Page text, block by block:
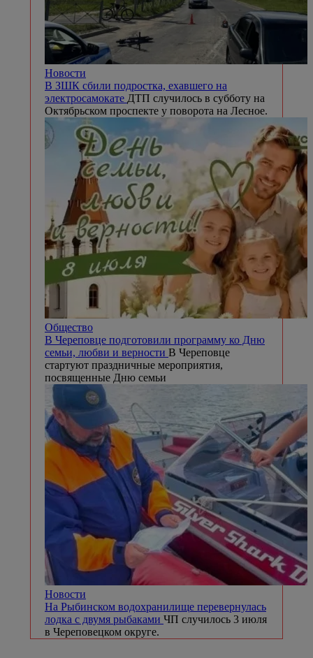
Новости
В ЗШК сбили подростка, ехавшего на
электросамокате ДТП случилось в субботу на
Октябрьском проспекте у поворота на Лесное.
Общество
В Череповце подготовили программу ко Дню
семьи, любви и верности В Череповце
стартуют праздничные мероприятия,
посвященные Дню семьи
Новости
На Рыбинском водохранилище перевернулась
лодка с двумя рыбаками ЧП случилось 3 июля
в Череповецком округе.